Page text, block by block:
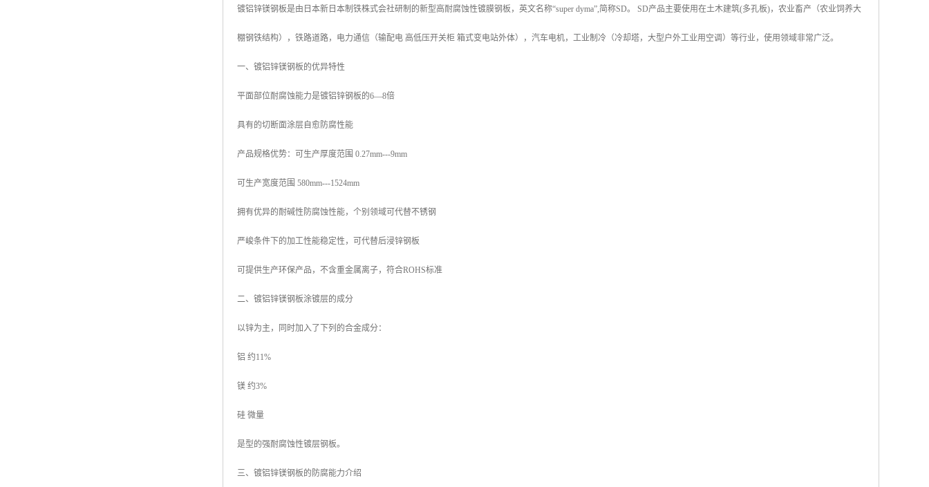
镀铝锌镁钢板是由日本新日本制铁株式会社研制的新型高耐腐蚀性镀膜钢板，英文名称“super dyma”,简称SD。 SD产品主要使用在土木建筑(多孔板)，农业畜产（农业饲养大
棚钢铁结构），铁路道路，电力通信（输配电 高低压开关柜 箱式变电站外体），汽车电机，工业制冷（冷却塔，大型户外工业用空调）等行业，使用领域非常广泛。
一、镀铝锌镁钢板的优异特性
平面部位耐腐蚀能力是镀铝锌钢板的6—8倍
具有的切断面涂层自愈防腐性能
产品规格优势：可生产厚度范围 0.27mm---9mm
可生产宽度范围 580mm---1524mm
拥有优异的耐碱性防腐蚀性能，个别领域可代替不锈钢
严峻条件下的加工性能稳定性，可代替后浸锌钢板
可提供生产环保产品，不含重金属离子，符合ROHS标准
二、镀铝锌镁钢板涂镀层的成分
以锌为主，同时加入了下列的合金成分：
铝 约11%
镁 约3%
硅 微量
是型的强耐腐蚀性镀层钢板。
三、镀铝锌镁钢板的防腐能力介绍